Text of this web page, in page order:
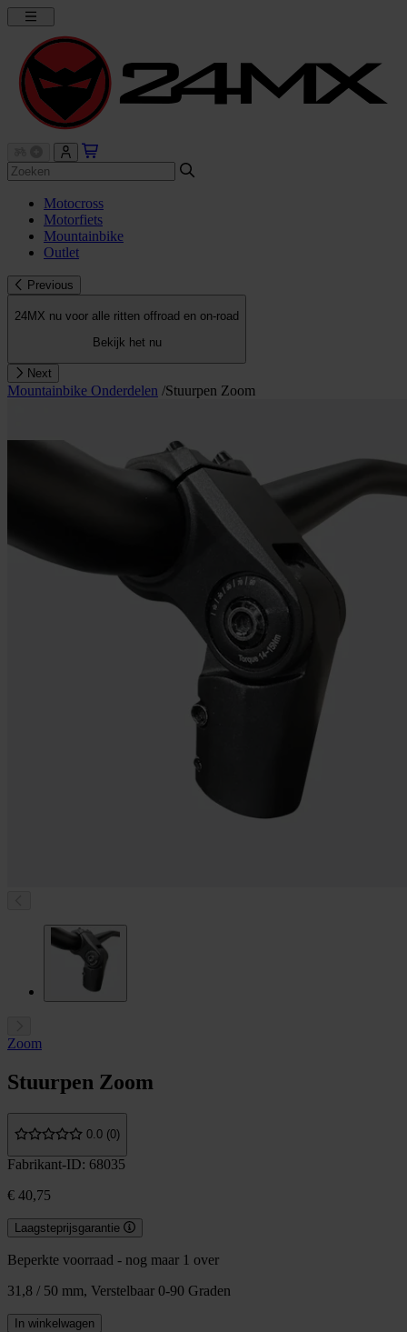
Motocross
Motorfiets
Mountainbike
Outlet
Previous
24MX nu voor alle ritten offroad en on-road
Bekijk het nu
Next
Mountainbike Onderdelen /Stuurpen Zoom
Zoom
Stuurpen Zoom
0.0 (0)
Fabrikant-ID: 68035
€ 40,75
Laagsteprijsgarantie
Beperkte voorraad - nog maar 1 over
31,8 / 50 mm, Verstelbaar 0-90 Graden
In winkelwagen